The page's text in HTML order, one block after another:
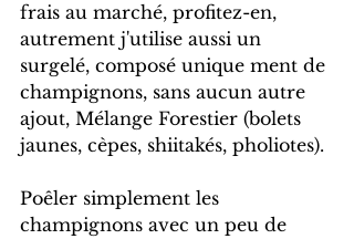
frais au marché, profitez-en,
autrement j'utilise aussi un
surgelé, composé unique ment de
champignons, sans aucun autre
ajout, Mélange Forestier (bolets
jaunes, cèpes, shiitakés, pholiotes).
Poêler simplement les
champignons avec un peu de